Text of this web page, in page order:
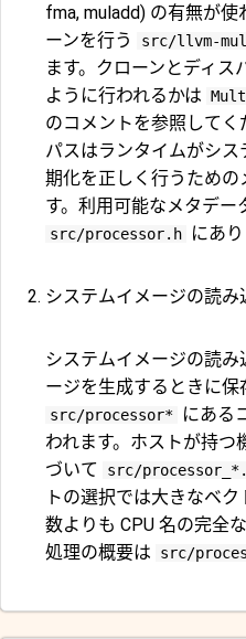
fma, muladd) の有無が
ーンを行う
src/llvm-
ます。クローンとディ
ように行われるかは
のコメントを参照して
パスはランタイムがシ
期化を正しく行うため
す。利用可能なメタデー
src/processor.h にあり
システムイメージの読み
システムイメージの読
ージを生成するときに
src/processor*
にある
われます。ホストが持つ
づいて
src/
トの選択では大きなベ
数よりも CPU 名の完全
処理の概要は
src/